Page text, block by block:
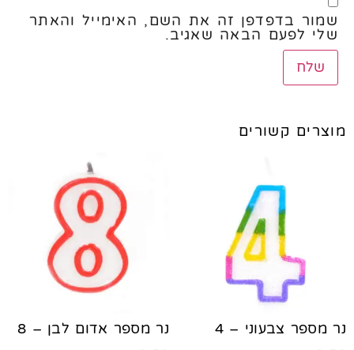
שמור בדפדפן זה את השם, האימייל והאתר
שלי לפעם הבאה שאגיב.
מוצרים קשורים
נר מספר צבעוני – 4
נר מספר אדום לבן – 8